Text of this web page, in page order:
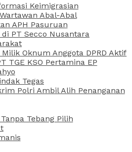
Keimigrasian
Abal-Abal
APH Pasuruan
PT Secco Nusantara
Oknum Anggota DPRD Aktif
TGE KSO Pertamina EP
Tegas
Polri Ambil Alih Penanganan
Tebang Pilih